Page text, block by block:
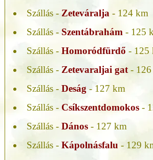
Szállás - Zeteváralja - 124 km
Szállás - Szentábrahám - 125
Szállás - Homoródfürdő - 125
Szállás - Zetevaraljai gat- 126
Szállás - Deság - 127 km
Szállás - Csíkszentdomokos-
Szállás - Dános- 127 km
Szállás - Kápolnásfalu - 129